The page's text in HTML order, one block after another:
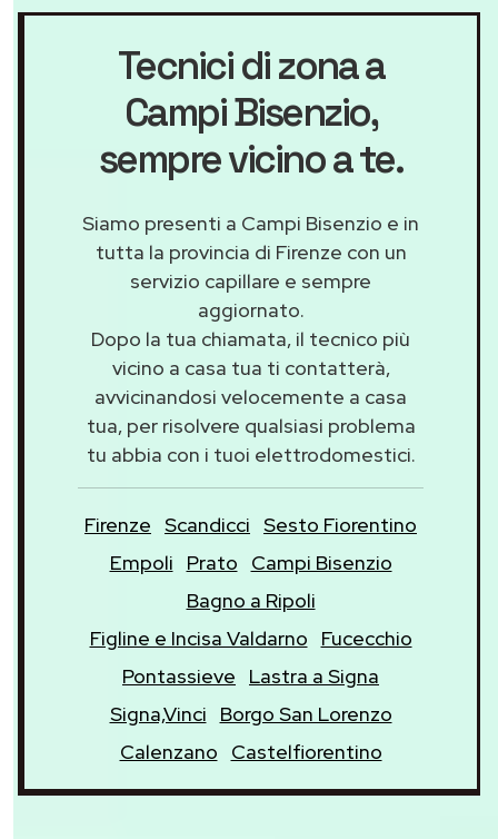
Tecnici di zona a
Campi Bisenzio,
sempre vicino a te.
Siamo presenti a Campi Bisenzio e in
tutta la provincia di Firenze con un
servizio capillare e sempre
aggiornato.
Dopo la tua chiamata, il tecnico più
vicino a casa tua ti contatterà,
avvicinandosi velocemente a casa
tua, per risolvere qualsiasi problema
tu abbia con i tuoi elettrodomestici.
Firenze Scandicci Sesto Fiorentino
Empoli
Prato
Campi Bisenzio
Bagno a Ripoli
Figline e Incisa Valdarno
Fucecchio
Pontassieve
Lastra a Signa
Signa,Vinci
Borgo San Lorenzo
Calenzano
Castelfiorentino